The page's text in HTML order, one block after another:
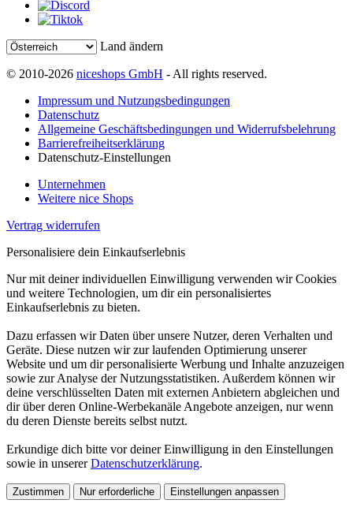
Land ändern
© 2010-2026 niceshops GmbH - All rights reserved.
Impressum und Nutzungsbedingungen
Datenschutz
Allgemeine Geschäftsbedingungen und Widerrufsbelehrung
Barrierefreiheitserklärung
Datenschutz-Einstellungen
Unternehmen
Weitere nice Shops
Vertrag widerrufen
Personalisiere dein Einkaufserlebnis
Nur mit deiner individuellen Einwilligung verwenden wir Cookies
und weitere Technologien, um dir ein personalisiertes
Einkaufserlebnis zu bieten.
Dazu erfassen wir Daten über unsere Nutzer, deren Verhalten und
Geräte. Diese nutzen wir zur laufenden Optimierung unserer
Website und um dir personalisierte Werbung und Inhalte anzuzeigen
sowie zur Analyse der Nutzungsstatistiken. Außerdem können wir
deine verschlüsselten Daten mit externen Anbietern abgleichen und
dir über deren Online-Werbekanäle Angebote anzeigen, nur wenn
du deren Dienste bereits selbst nutzt.
Erkundige dich bitte vor deiner Einwilligung in den Einstellungen
sowie in unsererDatenschutzerklärung.
Zustimmen Nur erforderliche Einstellungen anpassen